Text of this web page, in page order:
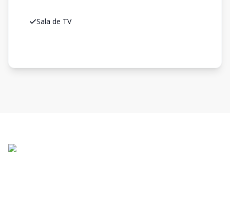
Sala de TV